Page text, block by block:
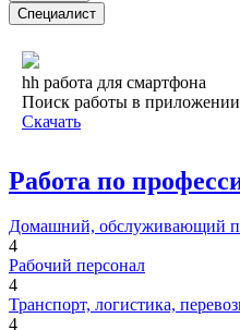
Специалист
hh работа для смартфона
Поиск работы в приложении
Скачать
Работа по
Домашний, обслуживающий
4
Рабочий персонал
4
Транспорт, логистика,
4